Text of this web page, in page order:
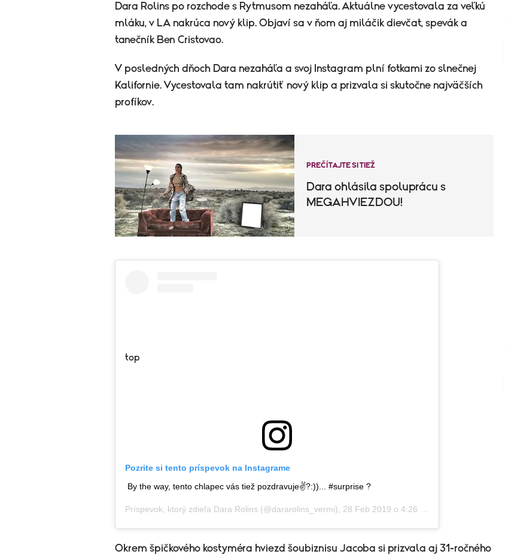
Dara Rolins po rozchode s Rytmusom nezaháľa. Aktuálne vycestovala za veľkú
mláku, v LA nakrúca nový klip. Objaví sa v ňom aj miláčik dievčat, spevák a
tanečník Ben Cristovao.
V posledných dňoch Dara nezaháľa a svoj Instagram plní fotkami zo slnečnej
Kalifornie. Vycestovala tam nakrútiť nový klip a prizvala si skutočne najväčších
profíkov.
PREČÍTAJTE SI TIEŽ
Dara ohlásila spoluprácu s
MEGAHVIEZDOU!
top
Pozrite si tento príspevok na Instagrame
By the way, tento chlapec vás tiež pozdravuje✌?:))... #surprise ?
Príspevok, ktorý zdieľa Dara Rolins (@dararolins_vermi), 28 Feb 2019 o 4:26 PST
Okrem špičkového kostyméra hviezd šoubiznisu Jacoba si prizvala aj 31-ročného